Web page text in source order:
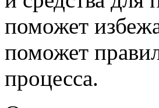
поможет
поможет
процесса.